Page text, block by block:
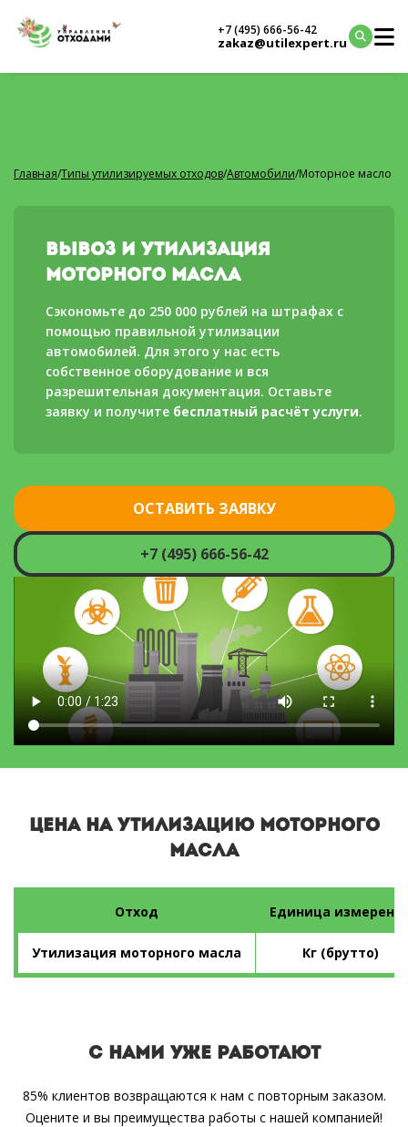
+7 (495) 666-56-42
zakaz@utilexpert.ru
Главная/Типы утилизируемых отходов/Автомобили/Моторное масло
Вывоз и утилизация
моторного масла
Сэкономьте до 250 000 рублей на штрафах с
помощью правильной утилизации
автомобилей. Для этого у нас есть
собственное оборудование и вся
разрешительная документация. Оставьте
заявку и получите бесплатный расчёт услуги.
ОСТАВИТЬ ЗАЯВКУ
+7 (495) 666-56-42
ЦЕНА НА УТИЛИЗАЦИЮ МОТОРНОГО
МАСЛА
Отход Единица
Утилизация моторного масла Кг (брутто)
С НАМИ УЖЕ РАБОТАЮТ
85% клиентов возвращаются к нам с повторным заказом.
Оцените и вы преимущества работы с нашей компанией!